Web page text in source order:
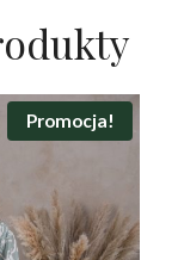
Promocja!